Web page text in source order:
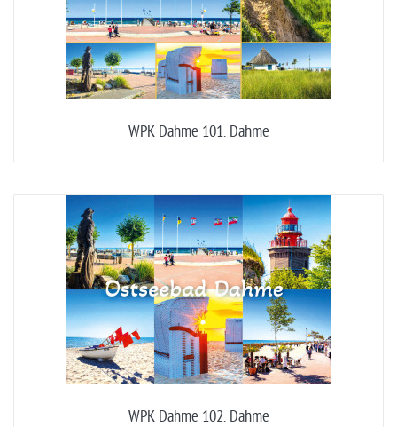
WPK Dahme 101. Dahme
WPK Dahme 102. Dahme